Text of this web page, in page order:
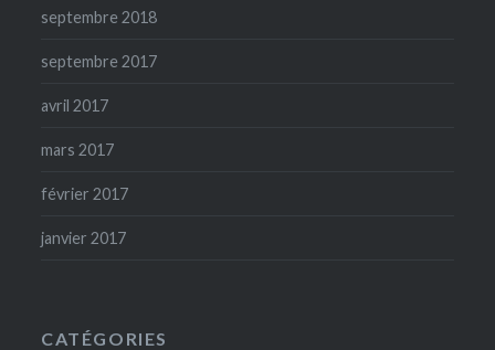
septembre 2018
septembre 2017
avril 2017
mars 2017
février 2017
janvier 2017
CATÉGORIES